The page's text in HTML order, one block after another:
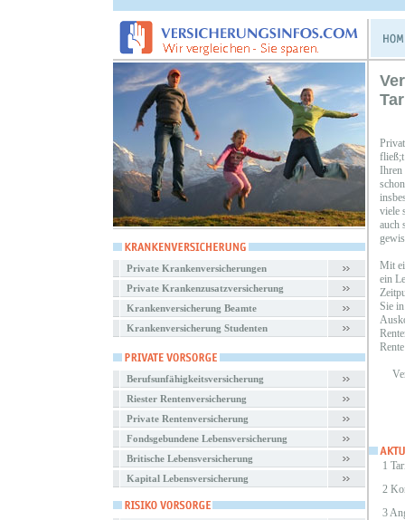
Private Krankenversicherungen
Private Krankenzusatzversicherung
Krankenversicherung Beamte
Krankenversicherung Studenten
Berufsunfähigkeitsversicherung
Riester Rentenversicherung
Private Rentenversicherung
Fondsgebundene Lebensversicherung
Britische Lebensversicherung
Kapital Lebensversicherung
fließ;t
Ihren
viele
auch
Mit
ein
Sie
1
2
3